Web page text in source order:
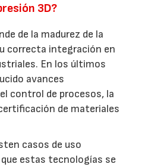
3D?
de la madurez de la
correcta integración en
En los últimos
avances
control de procesos, la
de materiales
casos de uso
estas tecnologías se